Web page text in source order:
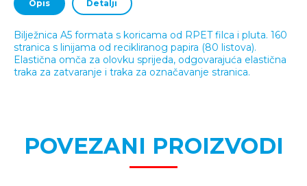
Opis Detalji
Bilježnica A5 formata s koricama od RPET filca i pluta. 160
stranica s linijama od recikliranog papira (80 listova).
Elastična omča za olovku sprijeda, odgovarajuća elastična
traka za zatvaranje i traka za označavanje stranica.
POVEZANI PROIZVODI